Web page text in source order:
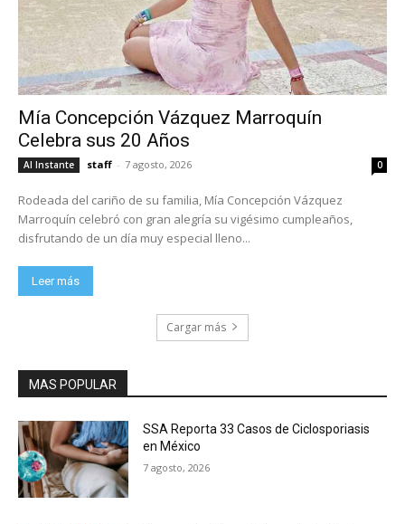
Mía Concepción Vázquez Marroquín
Celebra sus 20 Años
Al Instante staff - 7 agosto, 2026 0
Rodeada del cariño de su familia, Mía Concepción Vázquez
Marroquín celebró con gran alegría su vigésimo cumpleaños,
disfrutando de un día muy especial lleno...
Leer más
Cargar más
MAS POPULAR
SSA Reporta 33 Casos de Ciclosporiasis
en México
7 agosto, 2026